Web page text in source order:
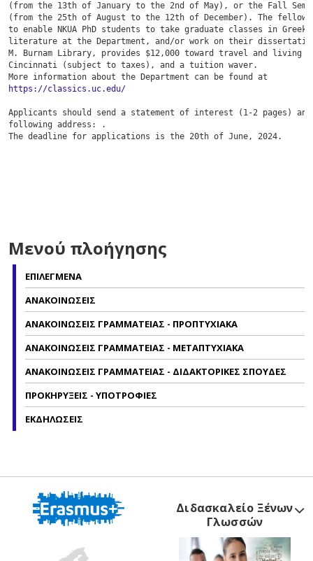
(from the 13th of January to the 2nd of May), or the Fall
(from the 25th of August to the 12th of December). The
to enable NKUA PhD students to take graduate classes in Greek
literature at the Department, and/or work on their
M. Burnam Library, provides $12,000 toward travel and living
Cincinnati (subject to taxes), and a tuition waver.
https://classics.uc.edu/
Applicants should send a statement of interest (1-2 pages)
following address: .
The deadline for applications is the 20th of June, 2024.
Μενού πλοήγησης
ΕΠΙΛΕΓΜΕΝΑ
ΑΝΑΚΟΙΝΩΣΕΙΣ
ΑΝΑΚΟΙΝΩΣΕΙΣ ΓΡΑΜΜΑΤΕΙΑΣ - ΠΡΟΠΤΥΧΙΑΚΑ
ΑΝΑΚΟΙΝΩΣΕΙΣ ΓΡΑΜΜΑΤΕΙΑΣ - ΜΕΤΑΠΤΥΧΙΑΚΑ
ΑΝΑΚΟΙΝΩΣΕΙΣ ΓΡΑΜΜΑΤΕΙΑΣ - ΔΙΔΑΚΤΟΡΙΚΕΣ ΣΠΟΥΔΕΣ
ΠΡΟΚΗΡΥΞΕΙΣ - ΥΠΟΤΡΟΦΙΕΣ
ΕΚΔΗΛΩΣΕΙΣ
Διδασκαλείο Ξένων
Γλωσσών